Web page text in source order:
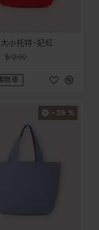
小托特-妃紅
$ 200
物車
-25 %